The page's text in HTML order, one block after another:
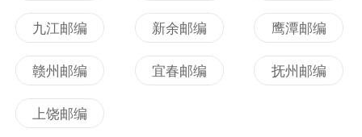
九江邮编 新余邮编 鹰潭邮编
赣州邮编 宜春邮编 抚州邮编
上饶邮编